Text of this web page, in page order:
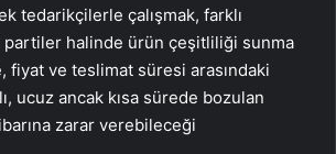
tedarikçilerle çalışmak, farklı
halinde ürün çeşitliliği sunma
fiyat ve teslimat süresi arasındaki
ucuz ancak kısa sürede bozulan
zarar verebileceği